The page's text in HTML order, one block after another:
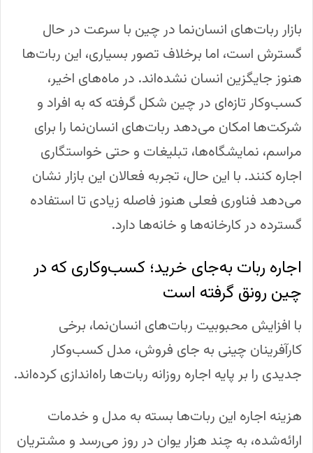
بازار ربات‌های انسان‌نما در چین با سرعت در حال
گسترش است، اما برخلاف تصور بسیاری، این ربات‌ها
هنوز جایگزین انسان نشده‌اند. در ماه‌های اخیر،
کسب‌وکار تازه‌ای در چین شکل گرفته که به افراد و
شرکت‌ها امکان می‌دهد ربات‌های انسان‌نما را برای
مراسم، نمایشگاه‌ها، تبلیغات و حتی خواستگاری
اجاره کنند. با این حال، تجربه فعالان این بازار نشان
می‌دهد فناوری فعلی هنوز فاصله زیادی تا استفاده
گسترده در کارخانه‌ها و خانه‌ها دارد.
اجاره ربات به‌جای خرید؛ کسب‌وکاری که در
چین رونق گرفته است
با افزایش محبوبیت ربات‌های انسان‌نما، برخی
کارآفرینان چینی به جای فروش، مدل کسب‌وکار
جدیدی را بر پایه اجاره روزانه ربات‌ها راه‌اندازی کرده‌اند.
هزینه اجاره این ربات‌ها بسته به مدل و خدمات
ارائه‌شده، به چند هزار یوان در روز می‌رسد و مشتریان